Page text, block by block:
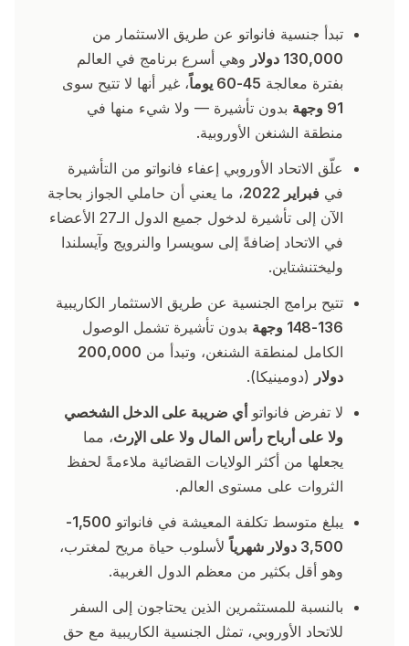
تبدأ جنسية فانواتو عن طريق الاستثمار من
130,000 دولار
وهي أسرع برنامج في العالم
بفترة معالجة 45-60 يوماً
، غير أنها لا تتيح سوى
91 وجهة
بدون تأشيرة — ولا شيء منها في
منطقة الشنغن الأوروبية.
علّق الاتحاد الأوروبي إعفاء فانواتو من التأشيرة
في فبراير 2022
، ما يعني أن حاملي الجواز بحاجة
الآن إلى تأشيرة لدخول جميع الدول الـ27 الأعضاء
في الاتحاد إضافةً إلى سويسرا والنرويج وآيسلندا
وليختنشتاين.
تتيح برامج الجنسية عن طريق الاستثمار الكاريبية
136-148 وجهة
بدون تأشيرة تشمل الوصول
الكامل لمنطقة الشنغن، وتبدأ من 200,000
دولار (دومينيكا).
لا تفرض فانواتو أي ضريبة على الدخل الشخصي
ولا على أرباح رأس المال ولا على الإرث، مما
يجعلها من أكثر الولايات القضائية ملاءمةً لحفظ
الثروات على مستوى العالم.
يبلغ متوسط تكلفة المعيشة في فانواتو
1,500-
3,500 دولار شهرياً
لأسلوب حياة مريح لمغترب،
وهو أقل بكثير من معظم الدول الغربية.
بالنسبة للمستثمرين الذين يحتاجون إلى السفر
للاتحاد الأوروبي، تمثل الجنسية الكاريبية مع حق